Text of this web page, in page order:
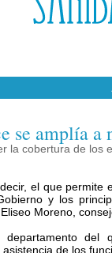
se amplía a
la cobertura de los
el que
y los
Moreno,
del
de los